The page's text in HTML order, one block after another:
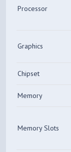
Processor
Graphics
Chipset
Memory
Memory Slots